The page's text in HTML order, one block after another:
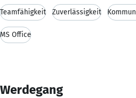
Teamfähigkeit Zuverlässigkeit
MS Office
Werdegang